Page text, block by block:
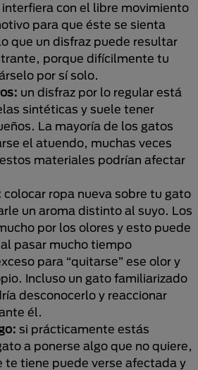
interfiera con el libre movimiento
para que éste se sienta
que un disfraz puede resultar
porque difícilmente tu
por sí solo.
un disfraz por lo regular está
sintéticas y suele tener
La mayoría de los gatos
el atuendo, muchas veces
materiales podrían afectar
colocar ropa nueva sobre tu gato
un aroma distinto al suyo. Los
por los olores y esto puede
pasar mucho tiempo
para “quitarse” ese olor y
Incluso un gato familiarizado
desconocerlo y reaccionar
él.
si prácticamente estás
a ponerse algo que no quiere,
te tiene puede verse afectada y